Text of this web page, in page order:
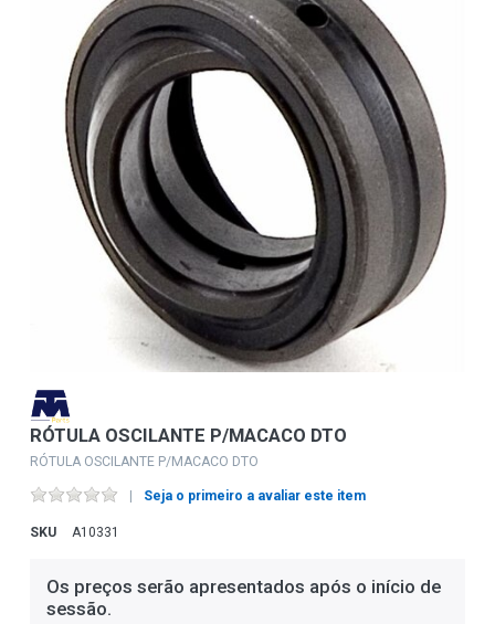
RÓTULA OSCILANTE P/MACACO DTO
RÓTULA OSCILANTE P/MACACO DTO
Seja o primeiro a avaliar este item
SKU A10331
Os preços serão apresentados após o início de
sessão.